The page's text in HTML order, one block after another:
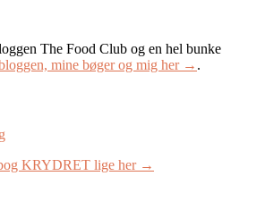
The Food Club og en hel bunke
mine bøger og mig her → .
KRYDRET lige her →